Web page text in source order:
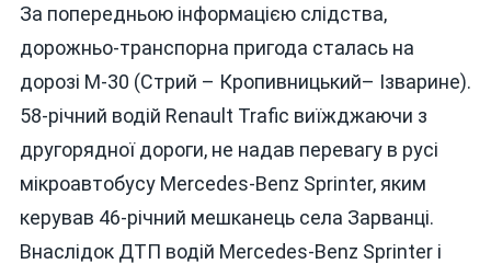
За попередньою інформацією слідства,
дорожньо-транспорна пригода сталась на
дорозі М-30 (Стрий – Кропивницький– Ізварине).
58-річний водій Renault Trafic виїжджаючи з
другорядної дороги, не надав перевагу в русі
мікроавтобусу Mercedes-Benz Sprinter, яким
керував 46-річний мешканець села Зарванці.
Внаслідок ДТП водій Mercedes-Benz Sprinter і